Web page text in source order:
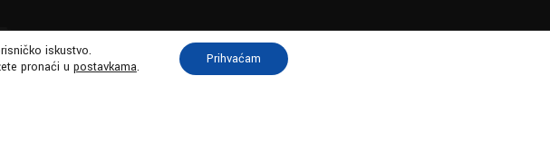
iskustvo.
pronaći u postavkama. Prihvaćam